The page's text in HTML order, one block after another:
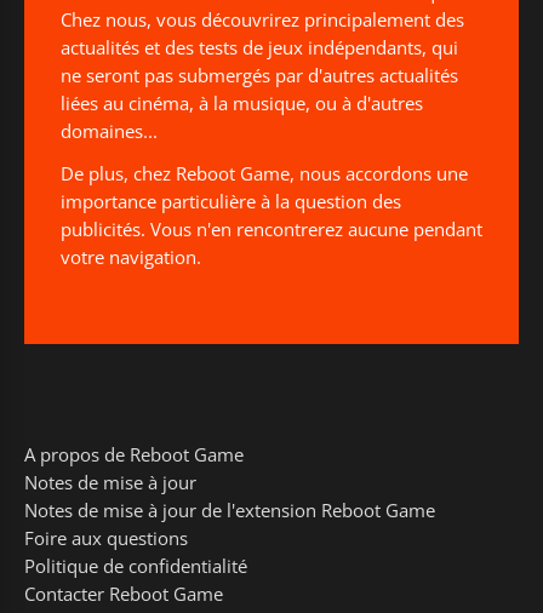
Chez nous, vous découvrirez principalement des
actualités et des tests de jeux indépendants, qui
ne seront pas submergés par d'autres actualités
liées au cinéma, à la musique, ou à d'autres
domaines...
De plus, chez Reboot Game, nous accordons une
importance particulière à la question des
publicités. Vous n'en rencontrerez aucune pendant
votre navigation.
A propos de Reboot Game
Notes de mise à jour
Notes de mise à jour de l'extension Reboot Game
Foire aux questions
Politique de confidentialité
Contacter Reboot Game